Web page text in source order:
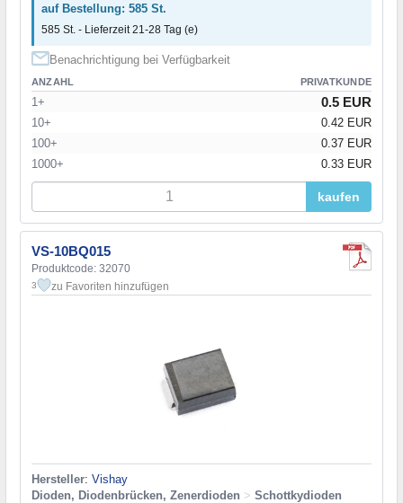
auf Bestellung: 585 St.
585 St. - Lieferzeit 21-28 Tag (e)
Benachrichtigung bei Verfügbarkeit
ANZAHL PRIVATKUNDE
1+ 0.5 EUR
10+
0.42 EUR
100+
0.37 EUR
1000+
0.33 EUR
kaufen
VS-10BQ015
Produktcode: 32070
3 zu Favoriten hinzufügen
Hersteller: Vishay
Dioden, Diodenbrücken, Zenerdioden > Schottkydioden